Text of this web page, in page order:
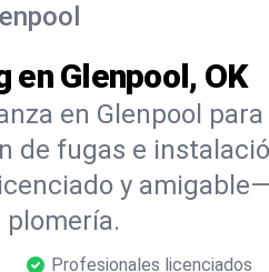
en Glenpool, OK
en Glenpool
de fugas e
y
Profesionales licenciados